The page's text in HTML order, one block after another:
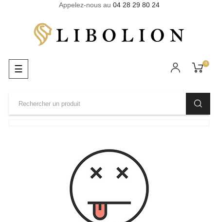
Appelez-nous au 04 28 29 80 24
0
Basculer
la
☰